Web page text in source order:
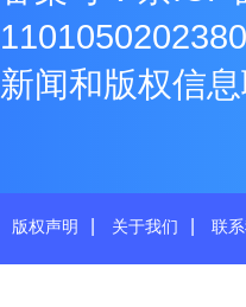
新闻和版权信
版权声明 关于我们 联